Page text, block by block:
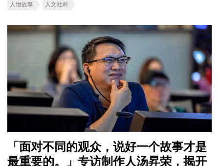
人物故事 人文社科
「面对不同的观众，说好一个故事才是
最重要的。」专访制作人汤昇荣，揭开